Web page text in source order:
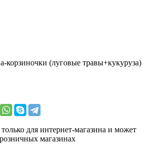
корзиночки (луговые травы+кукуруза)
для интернет-магазина и может
магазинах